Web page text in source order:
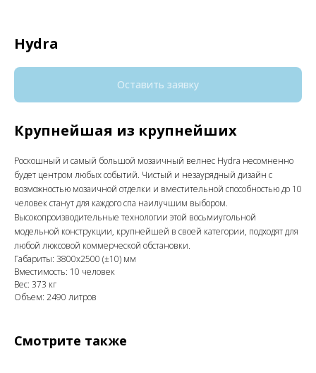
Hydra
Оставить заявку
Крупнейшая из крупнейших
Роскошный и самый большой мозаичный велнес Hydra несомненно
будет центром любых событий. Чистый и незаурядный дизайн с
возможностью мозаичной отделки и вместительной способностью до 10
человек станут для каждого спа наилучшим выбором.
Высокопроизводительные технологии этой восьмиугольной
модельной конструкции, крупнейшей в своей категории, подходят для
любой люксовой коммерческой обстановки.
Габариты: 3800x2500 (±10) мм
Вместимость: 10 человек
Вес: 373 кг
Объем: 2490 литров
Смотрите также